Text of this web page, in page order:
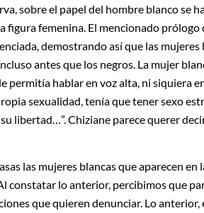
sobre el papel del hombre blanco se
figura femenina. El mencionado
demostrando así que las
antes que los negros. La mujer
permitía hablar en voz alta, ni siquiera
sexualidad, tenía que tener sexo
libertad…”. Chiziane parece querer
las mujeres blancas que aparecen
constatar lo anterior, percibimos que
que quieren denunciar. Lo